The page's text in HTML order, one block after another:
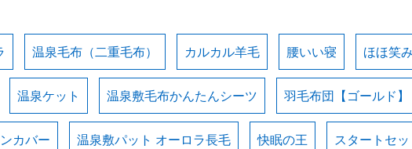
温泉毛布（二重毛布） カルカル羊毛 腰いい寝 ほほ笑
温泉ケット 温泉敷毛布かんたんシーツ 羽毛布団【ゴールド】
カバー 温泉敷パット オーロラ長毛 快眠の王 スタートセッ